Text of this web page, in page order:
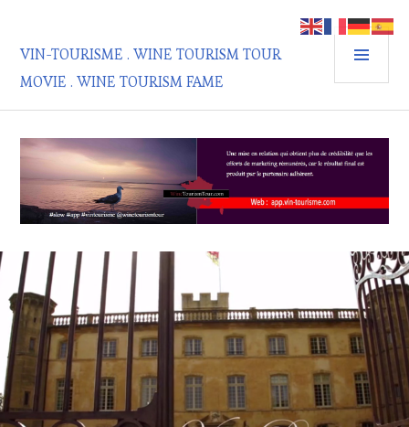
contenu
principal
VIN-TOURISME . WINE TOURISM TOUR
MOVIE . WINE TOURISM FAME